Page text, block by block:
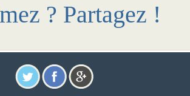
? Partagez !